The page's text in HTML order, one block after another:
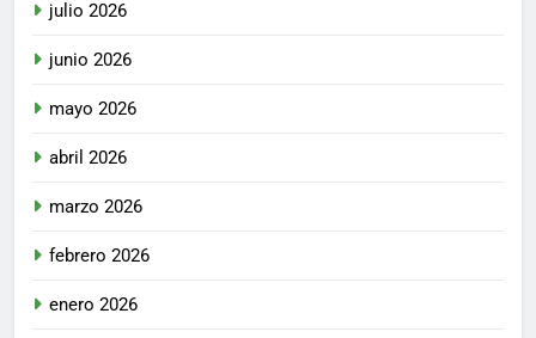
julio 2026
junio 2026
mayo 2026
abril 2026
marzo 2026
febrero 2026
enero 2026